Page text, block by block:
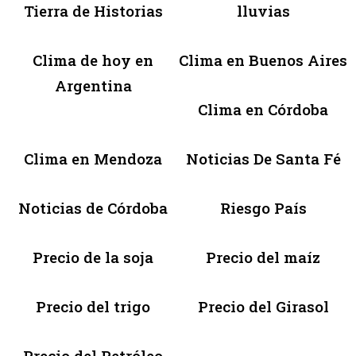
Tierra de Historias lluvias
Clima de hoy en
Argentina
Clima en Buenos Aires
Clima en Córdoba
Clima en Mendoza Noticias De Santa Fé
Noticias de Córdoba Riesgo País
Precio de la soja Precio del maíz
Precio del trigo Precio del Girasol